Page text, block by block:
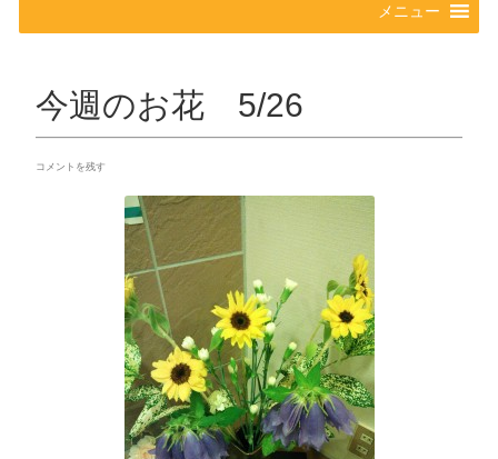
ツ
へ
ス
プ
メニュー
今週のお花 5/26
コメントを残す